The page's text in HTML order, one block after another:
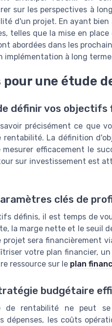
sur les perspectives à
d'un projet. En ayant bien
telles que la mise en
abordées dans les
implémentation à long
pour une étude
définir vos objectifs
savoir précisément ce que
rentabilité. La définition
efficacement le
sur investissement est
clés de
définis, il est temps de
la marge nette et le seuil
sera financièrement
votre plan financier,
ressource sur le plan
budgétaire
de rentabilité ne peut
dépenses, les coûts